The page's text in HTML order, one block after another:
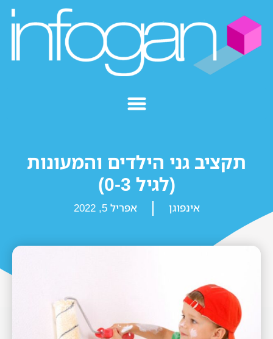
תקציב גני הילדים והמעונות
(לגיל 0-3)
אינפוגן אפריל 5, 2022